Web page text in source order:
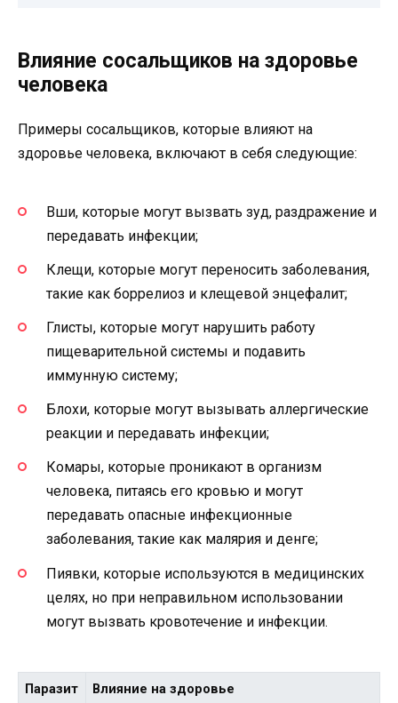
Влияние сосальщиков на здоровье
человека
Примеры сосальщиков, которые влияют на
здоровье человека, включают в себя следующие:
Вши, которые могут вызвать зуд, раздражение и
передавать инфекции;
Клещи, которые могут переносить заболевания,
такие как боррелиоз и клещевой энцефалит;
Глисты, которые могут нарушить работу
пищеварительной системы и подавить
иммунную систему;
Блохи, которые могут вызывать аллергические
реакции и передавать инфекции;
Комары, которые проникают в организм
человека, питаясь его кровью и могут
передавать опасные инфекционные
заболевания, такие как малярия и денге;
Пиявки, которые используются в медицинских
целях, но при неправильном использовании
могут вызвать кровотечение и инфекции.
Паразит Влияние на здоровье